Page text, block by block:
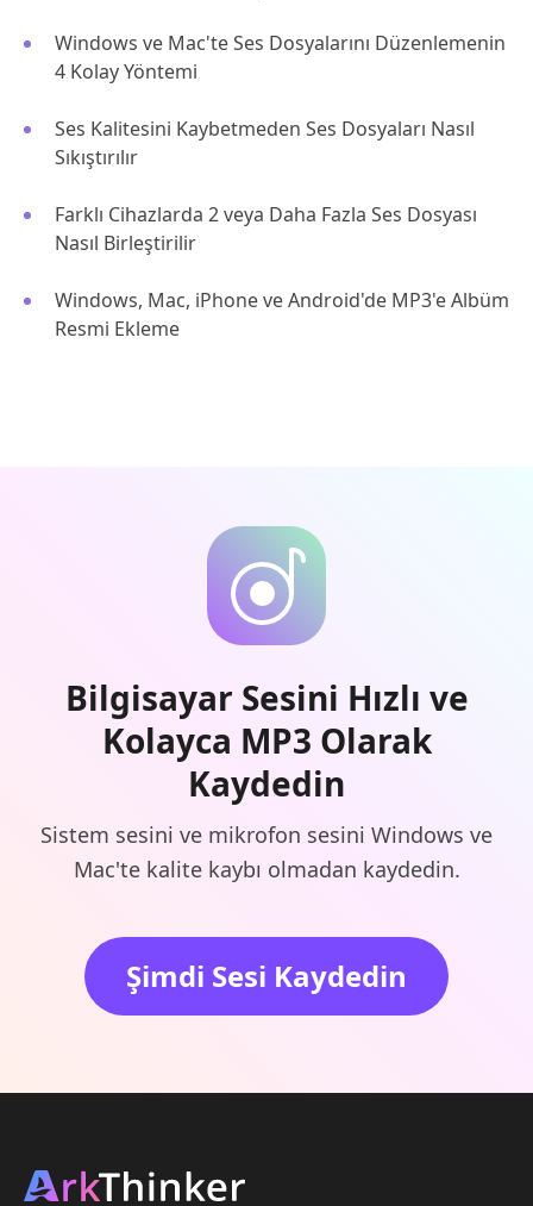
Windows ve Mac'te Ses Dosyalarını Düzenlemenin
4 Kolay Yöntemi
Ses Kalitesini Kaybetmeden Ses Dosyaları Nasıl
Sıkıştırılır
Farklı Cihazlarda 2 veya Daha Fazla Ses Dosyası
Nasıl Birleştirilir
Windows, Mac, iPhone ve Android'de MP3'e Albüm
Resmi Ekleme
Bilgisayar Sesini Hızlı ve
Kolayca MP3 Olarak
Kaydedin
Sistem sesini ve mikrofon sesini Windows ve
Mac'te kalite kaybı olmadan kaydedin.
Şimdi Sesi Kaydedin